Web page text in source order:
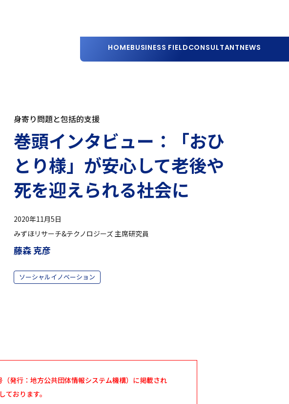
HOMEBUSINESS FIELDCONSULTANTNEWS
身寄り問題と包括的支援
巻頭インタビュー：「おひ
とり様」が安心して老後や
死を迎えられる社会に
2020年11月5日
みずほリサーチ&テクノロジーズ 主席研究員
藤森 克彦
ソーシャルイノベーション
発行：地方公共団体情報システム機構）に掲載され
おります。